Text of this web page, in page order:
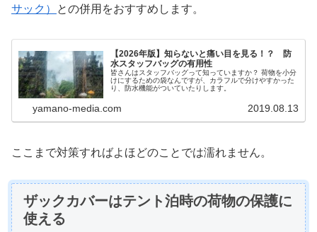
サック）
との併用をおすすめします。
【2026年版】知らないと痛い目を見る！？ 防
水スタッフバッグの有用性
皆さんはスタッフバッグって知っていますか？ 荷物を小分
けにするための袋なんですが、カラフルで分けやすかった
り、防水機能がついていたりします。
yamano-media.com 2019.08.13
ここまで対策すればよほどのことでは濡れません。
ザックカバーはテント泊時の荷物の保護に
使える